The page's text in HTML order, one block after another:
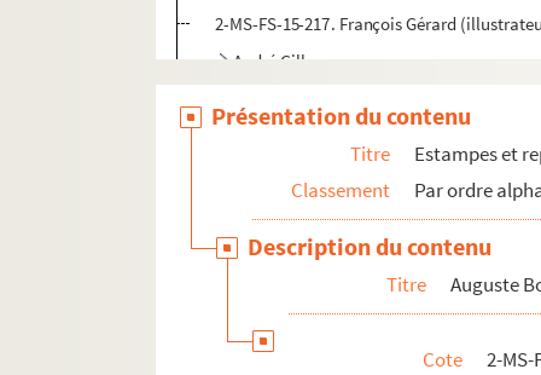
2-MS-FS-15-217. François Gérard
André Gill
4-MS-FS-15-2587. Jean-François Janinet
4-MS-FS-15-2577. Laëderick (illustrateur).
2-MS-FS-15-219. Jules Lefebvre
Présentation du contenu
Titre
Estampes et
Classement
Par ordre
Description du contenu
Titre Auguste
Cote
2-MS-